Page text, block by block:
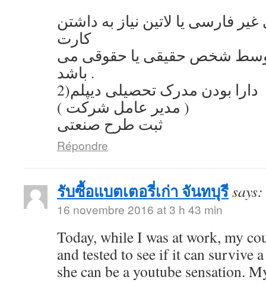
فارسی یا لاتین نیاز به داشتن
کارت
توسط شخص حقیقی یا حقوقی می
باشد .
2)دارا بودن مدرک تحصیلی دیپلم
( مدیر عامل شرکت )
ثبت طرح صنعتی
Répondre
รับซื้อแบตเตอรี่เก่า จันทบุรีsays:
16 novembre 2016 at 3 h 43 min
Today, while I was at work, my
and tested to see if it can survive
she can be a youtube sensation.